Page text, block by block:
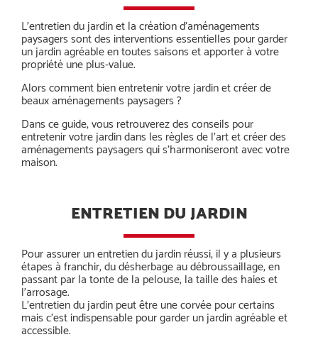
L’entretien du jardin et la création d’aménagements
paysagers sont des interventions essentielles pour garder
un jardin agréable en toutes saisons et apporter à votre
propriété une plus-value.
Alors comment bien entretenir votre jardin et créer de
beaux aménagements paysagers ?
Dans ce guide, vous retrouverez des conseils pour
entretenir votre jardin dans les règles de l’art et créer des
aménagements paysagers qui s’harmoniseront avec votre
maison.
ENTRETIEN DU JARDIN
Pour assurer un entretien du jardin réussi, il y a plusieurs
étapes à franchir, du désherbage au débroussaillage, en
passant par la tonte de la pelouse, la taille des haies et
l’arrosage.
L’entretien du jardin peut être une corvée pour certains
mais c’est indispensable pour garder un jardin agréable et
accessible.